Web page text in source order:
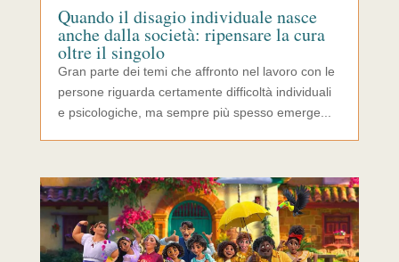
Quando il disagio individuale nasce
anche dalla società: ripensare la cura
oltre il singolo
Gran parte dei temi che affronto nel lavoro con le
persone riguarda certamente difficoltà individuali
e psicologiche, ma sempre più spesso emerge...